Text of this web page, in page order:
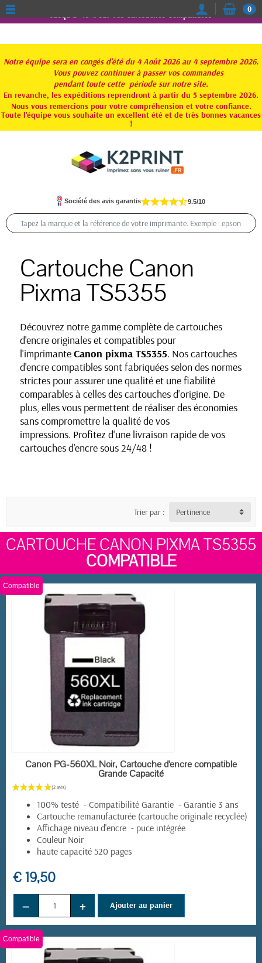
Jusqu'à -15% sur vos Cartouches Compatibles
Notre équipe sera en congés d'été du 4 Août 2026 au 4 septembre 2026.
Vous pouvez continuer à passer vos commandes
pendant toute cette période sur notre site.
En revanche, les expéditions reprendront à partir du 5 septembre 2026.
Nous vous remercions pour votre compréhension et votre confiance.
Toute l'équipe vous souhaite un excellent été et de très bonnes vacances
!
0
Société des avis garantis 9.5/10
Cartouche Canon
Pixma TS5355
Découvrez notre gamme complète de cartouches
d'encre originales et compatibles pour
l'imprimanteCanon pixma TS5355. Nos cartouches
d'encre compatibles sont fabriquées selon des normes
strictes pour assurer une qualité et une fiabilité
comparables à celles des cartouches d'origine. De
plus, elles vous permettent de réaliser des économies
sans compromettre la qualité de vos
impressions. Profitez d'une livraison rapide de vos
cartouches d'encre sous 24/48 !
Trier par : Pertinence
CARTOUCHE CANON PIXMA TS5355
COMPATIBLE
EN STOCK
Compatible
Canon PG-560XL Noir, Cartouche d'encre compatible
Grande Capacité
100% testé - Compatibilité Garantie - Garantie 3 ans
Cartouche remanufacturée (cartouche originale recyclée)
Affichage niveau d'encre - puce intégrée
Couleur Noir
haute capacité 520 pages
€ 19,50
− + Ajouter au panier
Compatible